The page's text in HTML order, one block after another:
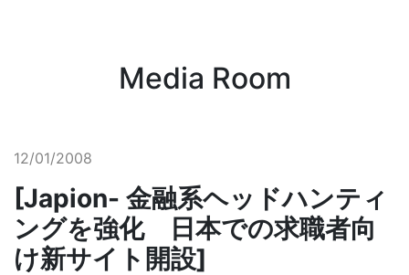
Media Room
12/01/2008
[Japion- 金融系ヘッドハンティ
ングを強化 日本での求職者向
け新サイト開設]